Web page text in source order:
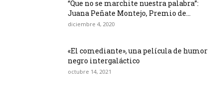
“Que no se marchite nuestra palabra”:
Juana Peñate Montejo, Premio de...
diciembre 4, 2020
«El comediante», una película de humor
negro intergaláctico
octubre 14, 2021